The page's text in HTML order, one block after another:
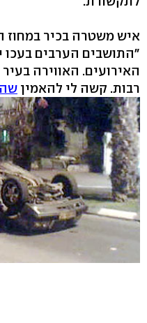
"התושבים הערבים בעכו
האירועים. האווירה
רבות. קשה לי להאמין